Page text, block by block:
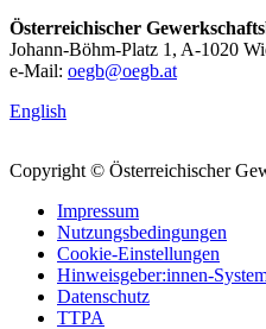
Österreichischer
Johann-Böhm-Platz 1, A-1020
e-Mail: oegb@oegb.at
English
Copyright © Österreichischer
Impressum
Nutzungsbedingungen
Cookie-Einstellungen
Hinweisgeber:innen-
Datenschutz
TTPA